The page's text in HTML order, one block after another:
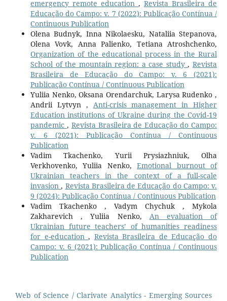
emergency remote education ,Revista Brasileira de
Educação do Campo: v. 7 (2022): Publicação Contínua /
Continuous Publication
Olena Budnyk, Inna Nikolaesku, Nataliia Stepanova,
Olena Vovk, Anna Palienko, Tetiana Atroshchenko,
Organization of the educational process in the Rural
School of the mountain region: a case study,Revista
Brasileira de Educação do Campo: v. 6 (2021):
Publicação Contínua / Continuous Publication
Yuliia Nenko, Oksana Orendarchuk, Larysa Rudenko ,
Andrii Lytvyn , Anti-crisis management in Higher
Education institutions of Ukraine during the Covid-19
pandemic , Revista Brasileira de Educação do Campo:
v. 6 (2021): Publicação Contínua / Continuous
Publication
Vadim Tkachenko, Yurii Prysiazhniuk, Olha
Verkhovenko, Yuliia Nenko,Emotional burnout of
Ukrainian teachers in the context of a full-scale
invasion, Revista Brasileira de Educação do Campo: v.
9 (2024): Publicação Contínua / Continuous Publication
Vadim Tkachenko , Vadym Chychuk , Mykola
Zakharevich , Yuliia Nenko, An evaluation of
Ukrainian future teachers’ of humanities readiness
for e-education, Revista Brasileira de Educação do
Campo: v. 6 (2021): Publicação Contínua / Continuous
Publication
Web of Science / Clarivate Analytics - Emerging Sources